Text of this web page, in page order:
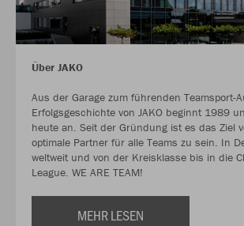
Über JAKO
Aus der Garage zum führenden Teamsport-
Erfolgsgeschichte von JAKO beginnt 1989
heute an. Seit der Gründung ist es das Ziel
optimale Partner für alle Teams zu sein. In
weltweit und von der Kreisklasse bis in die
League. WE ARE TEAM!
MEHR LESEN